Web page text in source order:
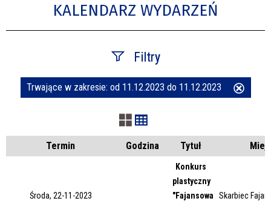
KALENDARZ WYDARZEŃ
Filtry
Szukana fraza
Kategoria
Trwające w zakresie: od 11.12.2023 do 11.12.2023
Termin Godzina Tytuł
Środa, 22-11-2023
Konkurs
plastyczny
"Fajansowa
Skarbiec